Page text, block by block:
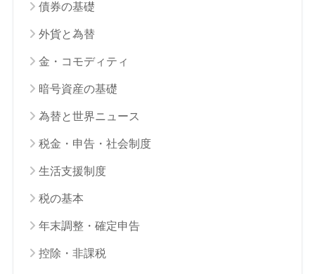
債券の基礎
外貨と為替
金・コモディティ
暗号資産の基礎
為替と世界ニュース
税金・申告・社会制度
生活支援制度
税の基本
年末調整・確定申告
控除・非課税